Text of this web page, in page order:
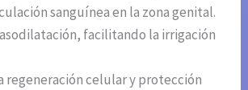
sanguínea en la zona genital.
facilitando la irrigación
regeneración celular y protección